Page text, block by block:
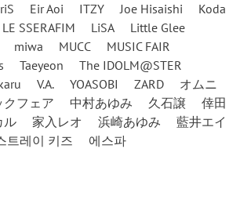
Eir Aoi ITZY Joe Hisaishi
Koda
LE SSERAFIM LiSA
Little Glee
miwa MUCC
MUSIC FAIR
Taeyeon
The IDOLM@STER
V.A. YOASOBI ZARD
オムニ
クフェア 中村あゆみ 久石譲
倖田
ル 家入レオ 浜崎あゆみ
藍井エイ
트레이 키즈 에스파